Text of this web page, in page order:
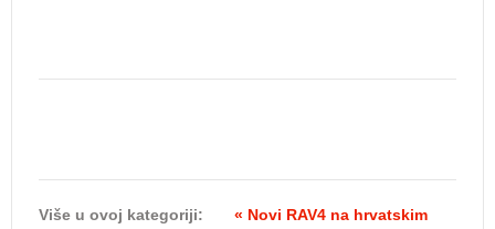
Više u ovoj kategoriji:
« Novi RAV4 na hrvatskim